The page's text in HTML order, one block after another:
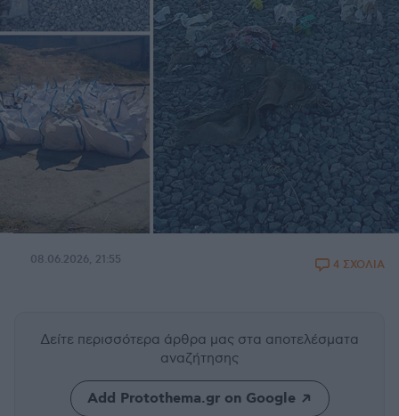
08.06.2026, 21:55 4 ΣΧΟΛΙΑ
Δείτε περισσότερα άρθρα μας στα αποτελέσματα
αναζήτησης
Add Protothema.gr on Google